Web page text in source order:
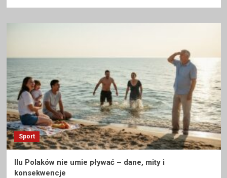
Sport
Ilu Polaków nie umie pływać – dane, mity i
konsekwencje